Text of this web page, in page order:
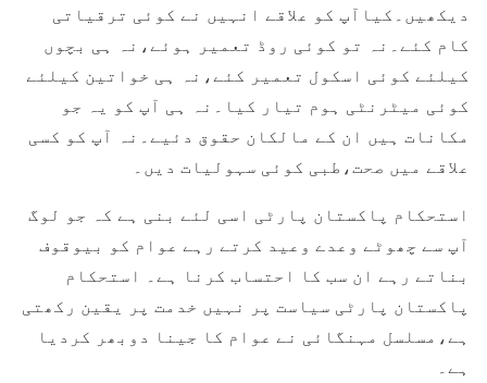
دیکھیں۔کیاآپ کو علاقے انہیں نے کوئی ترقیاتی
کام کئے۔نہ تو کوئی روڈ تعمیر ہوئے،نہ ہی بچوں
کیلئے کوئی اسکول تعمیر کئے،نہ ہی خواتین کیلئے
کوئی میٹرنٹی ہوم تیار کیا۔نہ ہی آپ کو یہ جو
مکانات ہیں ان کے مالکان حقوق دئیے۔نہ آپ کو کسی
علاقے میں صحت،طبی کوئی سہولیات دیں۔
استحکام پاکستان پارٹی اسی لئے بنی ہے کہ جو لوگ
آپ سے چھوٹے وعدے وعید کرتے رہے عوام کو بیوقوف
بناتے رہے ان سب کا احتساب کرنا ہے۔ استحکام
پاکستان پارٹی سیاست پر نہیں خدمت پر یقین رکھتی
ہے،مسلسل مہنگائی نے عوام کا جینا دوبھر کردیا
ہے۔